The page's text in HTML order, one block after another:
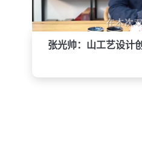
张光帅：山工艺设计